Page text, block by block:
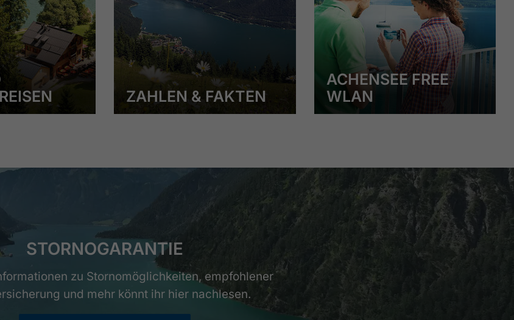
ZAHLEN & FAKTEN
ACHENSEE FREE
WLAN
STORNOGARANTIE
zu Stornomöglichkeiten, empfohlener
und mehr könnt ihr hier nachlesen.